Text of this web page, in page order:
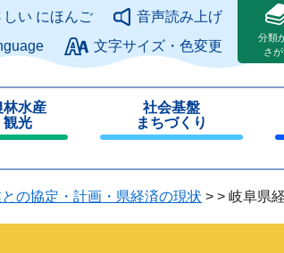
このページの本文へ
しい にほんご
音声読み上げ
文字サイズ・色変更
分類
さ
林水産
観光
社会基盤
まちづくり
じ
る
の協定・計画・県経済の現状 > > 岐阜県